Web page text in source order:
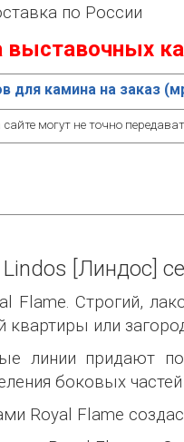
по России
выставочных
для камина на заказ
могут не точно
[Линдос]
Flame. Строгий,
или
линии придают
боковых
Royal Flame